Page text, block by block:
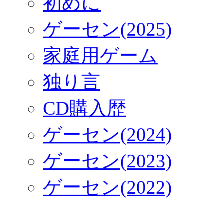
ゲーセン(2025)
家庭用ゲーム
独り言
CD購入歴
ゲーセン(2024)
ゲーセン(2023)
ゲーセン(2022)